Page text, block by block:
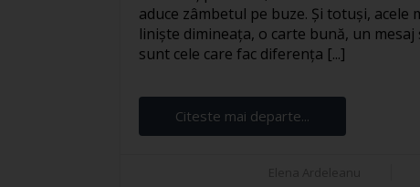
aduce zâmbetul pe buze. Și totuși, acele
liniște dimineața, o carte bună, un
sunt cele care fac diferența [...]
Citeste mai departe...